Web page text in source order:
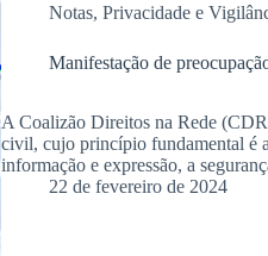
Notas, Privacidade e
Manifestação de
A Coalizão Direitos na Rede
civil, cujo princípio fundamental é
informação e expressão, a
22 de fevereiro de 2024